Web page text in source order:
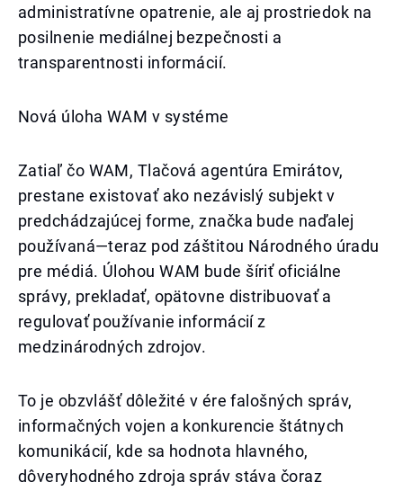
administratívne opatrenie, ale aj prostriedok na
posilnenie mediálnej bezpečnosti a
transparentnosti informácií.
Nová úloha WAM v systéme
Zatiaľ čo WAM, Tlačová agentúra Emirátov,
prestane existovať ako nezávislý subjekt v
predchádzajúcej forme, značka bude naďalej
používaná—teraz pod záštitou Národného úradu
pre médiá. Úlohou WAM bude šíriť oficiálne
správy, prekladať, opätovne distribuovať a
regulovať používanie informácií z
medzinárodných zdrojov.
To je obzvlášť dôležité v ére falošných správ,
informačných vojen a konkurencie štátnych
komunikácií, kde sa hodnota hlavného,
dôveryhodného zdroja správ stáva čoraz